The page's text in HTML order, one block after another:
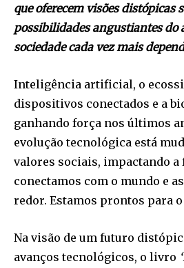
que oferecem visões distópicas
possibilidades angustiantes do
sociedade cada vez mais
Inteligência artificial, o
dispositivos conectados e a
ganhando força nos últimos
evolução tecnológica está
valores sociais, impactando a
conectamos com o mundo e
redor. Estamos prontos para
Na visão de um futuro
avanços tecnológicos, o livro